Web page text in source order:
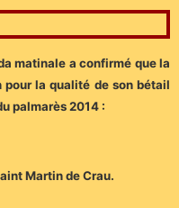
matinale a confirmé que la
la qualité de son bétail
palmarès 2014 :
Martin de Crau.